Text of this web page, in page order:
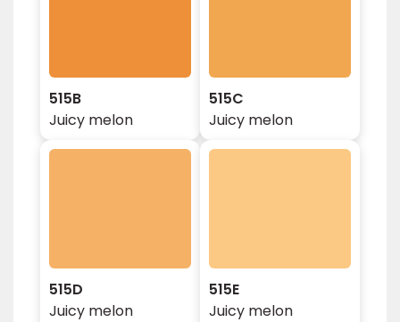
515B
Juicy melon
515C
Juicy melon
515D
Juicy melon
515E
Juicy melon